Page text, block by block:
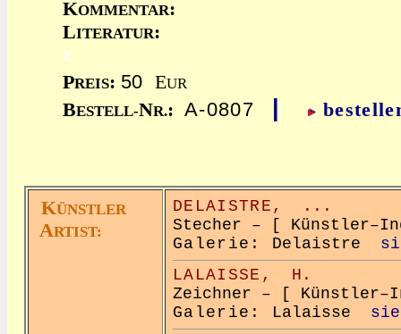
KOMMENTAR:
LITERATUR:
x
PREIS: 50 EUR
BESTELL-NR.: A-0807
KÜNSTLER
ARTIST:
DELAISTRE,
...
Stecher – [
Galerie: Delaistre
LALAISSE,
H.
Zeichner – [
Galerie: Lalaisse